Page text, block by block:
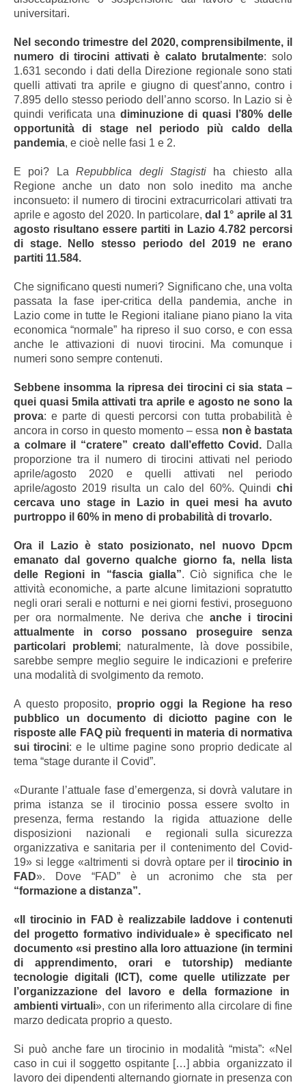
universitari.
Nel secondo trimestre del 2020, comprensibilmente, il
numero di tirocini attivati è calato brutalmente: solo
1.631 secondo i dati della Direzione regionale sono stati
quelli attivati tra aprile e giugno di quest’anno, contro i
7.895 dello stesso periodo dell’anno scorso. In Lazio si è
quindi verificata una diminuzione di quasi l’80% delle
opportunità di stage nel periodo più caldo della
pandemia, e cioè nelle fasi 1 e 2.
E poi? LaRepubblica degli Stagistiha chiesto alla
Regione anche un dato non solo inedito ma anche
inconsueto: il numero di tirocini extracurricolari attivati tra
aprile e agosto del 2020. In particolare, dal 1° aprile al 31
agosto risultano essere partiti in Lazio 4.782 percorsi
di stage. Nello stesso periodo del 2019 ne erano
partiti 11.584.
Che significano questi numeri? Significano che, una volta
passata la fase iper-critica della pandemia, anche in
Lazio come in tutte le Regioni italiane piano piano la vita
economica “normale” ha ripreso il suo corso, e con essa
anche le attivazioni di nuovi tirocini. Ma comunque i
numeri sono sempre contenuti.
Sebbene insomma la ripresa dei tirocini ci sia stata –
quei quasi 5mila attivati tra aprile e agosto ne sono la
prova: e parte di questi percorsi con tutta probabilità è
ancora in corso in questo momento – essa non è bastata
a colmare il “cratere” creato dall’effetto Covid. Dalla
proporzione tra il numero di tirocini attivati nel periodo
aprile/agosto 2020 e quelli attivati nel periodo
aprile/agosto 2019 risulta un calo del 60%. Quindi chi
cercava uno stage in Lazio in quei mesi ha avuto
purtroppo il 60% in meno di probabilità di trovarlo.
Ora il Lazio è stato posizionato, nel nuovo Dpcm
emanato dal governo qualche giorno fa, nella lista
delle Regioni in “fascia gialla”. Ciò significa che le
attività economiche, a parte alcune limitazioni sopratutto
negli orari serali e notturni e nei giorni festivi, proseguono
per ora normalmente. Ne deriva che anche i tirocini
attualmente in corso possano proseguire senza
particolari problemi; naturalmente, là dove possibile,
sarebbe sempre meglio seguire le indicazioni e preferire
una modalità di svolgimento da remoto.
A questo proposito, proprio oggi la Regione ha reso
pubblico un documento di diciotto pagine con le
risposte alle FAQ più frequenti in materia di normativa
sui tirocini: e le ultime pagine sono proprio dedicate al
tema “stage durante il Covid”.
«Durante l’attuale fase d’emergenza, si dovrà valutare in
prima istanza se il tirocinio possa essere svolto in
presenza, ferma restando la rigida attuazione delle
disposizioni nazionali e regionali sulla sicurezza
organizzativa e sanitaria per il contenimento del Covid-
19» si legge «altrimenti si dovrà optare per il tirocinio in
FAD». Dove “FAD” è un acronimo che sta per
“formazione a distanza”.
«Il tirocinio in FAD è realizzabile laddove i contenuti
del progetto formativo individuale» è specificato nel
documento «si prestino alla loro attuazione (in termini
di apprendimento, orari e tutorship) mediante
tecnologie digitali (ICT), come quelle utilizzate per
l’organizzazione del lavoro e della formazione in
ambienti virtuali», con un riferimento alla circolare di fine
marzo dedicata proprio a questo.
Si può anche fare un tirocinio in modalità “mista”: «Nel
caso in cui il soggetto ospitante […] abbia organizzato il
lavoro dei dipendenti alternando giornate in presenza con